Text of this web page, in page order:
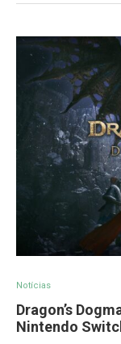
Notícias
Dragon’s
Nintendo